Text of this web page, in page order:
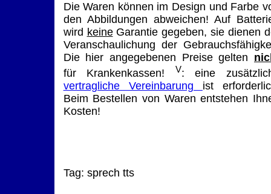
Die Waren können im Design und Farbe
den Abbildungen abweichen! Auf
wird keineGarantie gegeben, sie dienen
Veranschaulichung der
Die hier angegebenen Preise gelten
für Krankenkassen!
V: eine
vertragliche Vereinbarung ist
Beim Bestellen von Waren entstehen
Kosten!
Tag: sprech tts